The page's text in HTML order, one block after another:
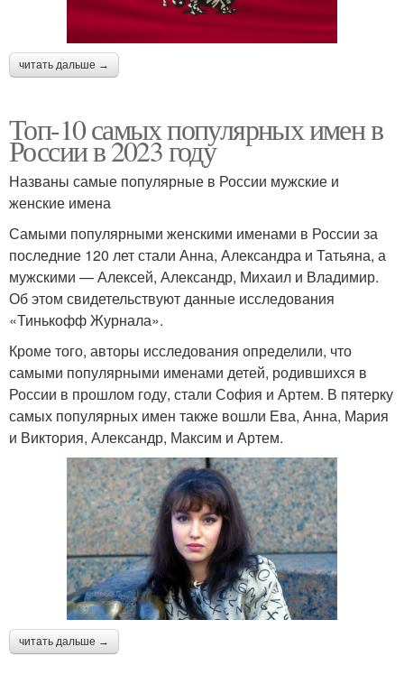
читать дальше →
Топ-10 самых популярных имен в
России в 2023 году
Названы самые популярные в России мужские и
женские имена
Самыми популярными женскими именами в России за
последние 120 лет стали Анна, Александра и Татьяна, а
мужскими — Алексей, Александр, Михаил и Владимир.
Об этом свидетельствуют данные исследования
«Тинькофф Журнала».
Кроме того, авторы исследования определили, что
самыми популярными именами детей, родившихся в
России в прошлом году, стали София и Артем. В пятерку
самых популярных имен также вошли Ева, Анна, Мария
и Виктория, Александр, Максим и Артем.
читать дальше →